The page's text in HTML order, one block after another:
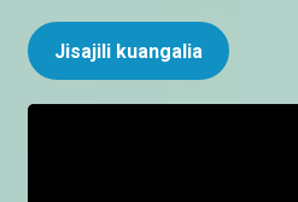
Jisajili kuangalia